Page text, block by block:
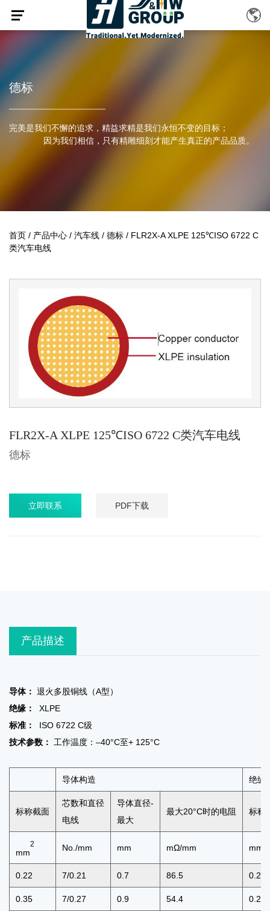
德标
完美是我们不懈的追求，精益求精是我们永恒不变的目标；
因为我们相信，只有精雕细刻才能产生真正的产品品质。
首页 / 产品中心 / 汽车线 / 德标 / FLR2X-A XLPE 125℃ISO 6722 C
类汽车电线
FLR2X-A XLPE 125℃ISO 6722 C类汽车电线
德标
立即联系 PDF下载
产品描述
导体： 退火多股铜线（A型）
绝缘：
XLPE
标准：
ISO 6722 C级
技术参数： 工作温度：–40°C至+ 125°C
导体构造 绝缘
标称截面
芯数和直径
电线
导体直径-
最大
最大20°C时的电阻 标称
mm
2 No./mm mm mΩ/mm mm
0.22 7/0.21 0.7 86.5 0.2
0.35 7/0.27 0.9 54.4 0.25